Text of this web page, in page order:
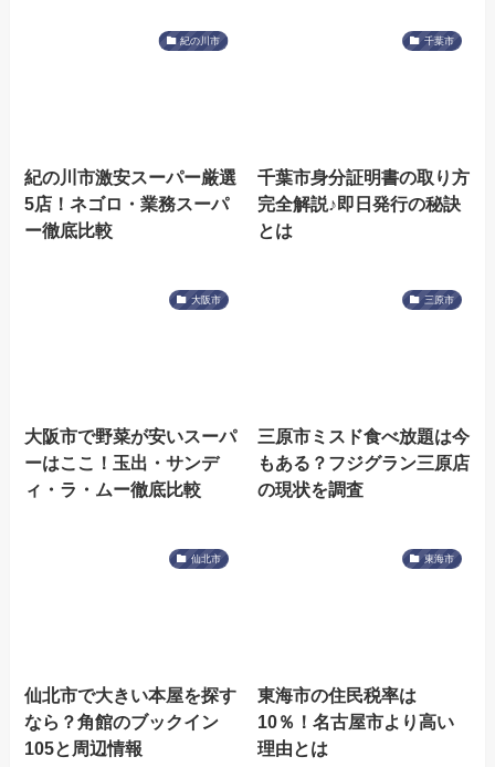
紀の川市
紀の川市激安スーパー厳選
5店！ネゴロ・業務スーパ
ー徹底比較
千葉市
千葉市身分証明書の取り方
完全解説♪即日発行の秘訣
とは
大阪市
大阪市で野菜が安いスーパ
ーはここ！玉出・サンデ
ィ・ラ・ムー徹底比較
三原市
三原市ミスド食べ放題は今
もある？フジグラン三原店
の現状を調査
仙北市
仙北市で大きい本屋を探す
なら？角館のブックイン
105と周辺情報
東海市
東海市の住民税率は
10％！名古屋市より高い
理由とは